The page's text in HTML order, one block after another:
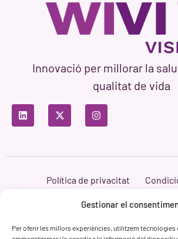
Gestionar el
Per oferir les millors experiències, utilitzem
Innovació per millorar la
qualitat de vida
Política de privacitat
Branding i Web ASH Proyectos